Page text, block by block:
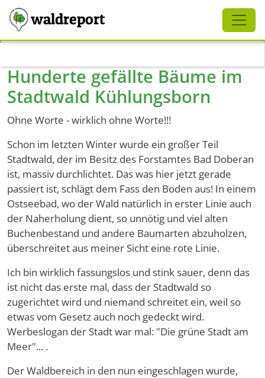
waldreport
Hunderte gefällte Bäume im
Stadtwald Kühlungsborn
Ohne Worte - wirklich ohne Worte!!!
Schon im letzten Winter wurde ein großer Teil
Stadtwald, der im Besitz des Forstamtes Bad Doberan
ist, massiv durchlichtet. Das was hier jetzt gerade
passiert ist, schlägt dem Fass den Boden aus! In einem
Ostseebad, wo der Wald natürlich in erster Linie auch
der Naherholung dient, so unnötig und viel alten
Buchenbestand und andere Baumarten abzuholzen,
überschreitet aus meiner Sicht eine rote Linie.
Ich bin wirklich fassungslos und stink sauer, denn das
ist nicht das erste mal, dass der Stadtwald so
zugerichtet wird und niemand schreitet ein, weil so
etwas vom Gesetz auch noch gedeckt wird.
Werbeslogan der Stadt war mal: "Die grüne Stadt am
Meer"... .
Der Waldbereich in den nun eingeschlagen wurde,
Schliessen